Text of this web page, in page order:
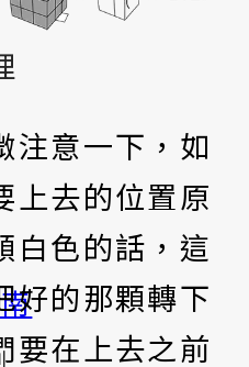
注意一下，如
上去的位置原
白色的話，這
好的那顆轉下
要在上去之前